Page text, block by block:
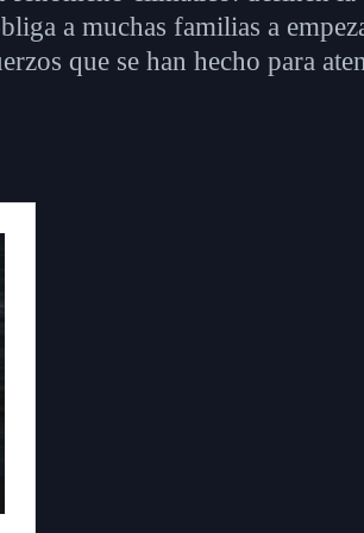
a muchas familias a
que se han hecho para